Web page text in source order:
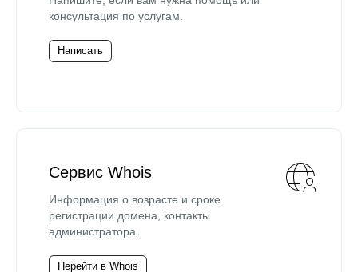
консультация по услугам.
Написать
Сервис Whois
Информация о возрасте и сроке
регистрации домена, контакты
администратора.
Перейти в Whois